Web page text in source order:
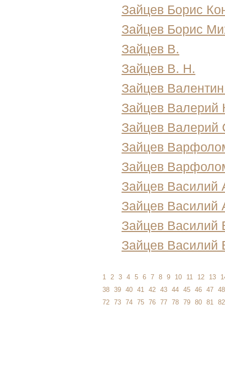
Зайцев Борис
Зайцев Борис
Зайцев В.
Зайцев В. Н.
Зайцев
Зайцев Валерий
Зайцев Валерий
Зайцев
Зайцев
Зайцев Василий
Зайцев Василий
Зайцев Василий
Зайцев Василий
1 2 3 4 5 6 7 8 9 10 11 12 13
38 39 40 41 42 43 44 45 46 47 48
72 73 74 75 76 77 78 79 80 81 82